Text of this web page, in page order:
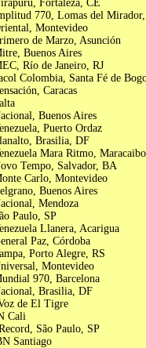
Fortaleza, CE
770, Lomas del
Montevideo
de Marzo, Asunción
Buenos Aires
Río de Janeiro, RJ
Colombia, Santa Fé de
Caracas
Buenos Aires
Puerto Ordaz
Brasilia, DF
Mara Ritmo, Maracaibo
Tempo, Salvador, BA
Carlo, Montevideo
Buenos Aires
Mendoza
Paulo, SP
Llanera, Acarigua
Paz, Córdoba
Porto Alegre, RS
Montevideo
970, Barcelona
Brasilia, DF
de El Tigre
Cali
São Paulo, SP
Santiago